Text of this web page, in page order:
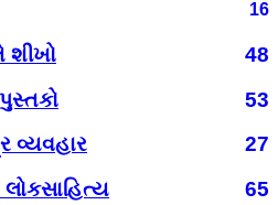
16
શીખો
48
53
વ્યવહાર
27
65